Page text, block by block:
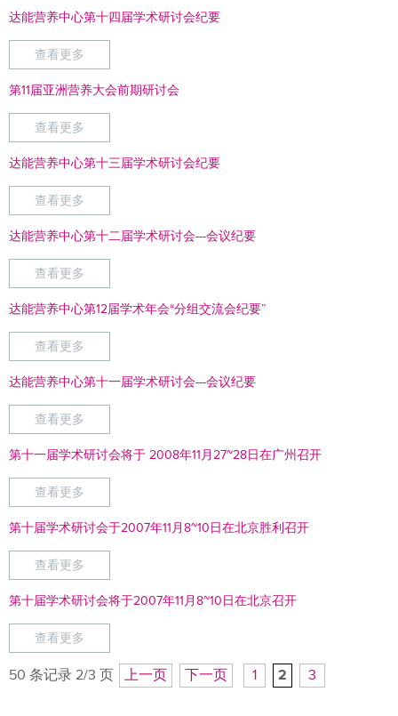
达能营养中心第十四届学术研讨会纪要
查看更多
第11届亚洲营养大会前期研讨会
查看更多
达能营养中心第十三届学术研讨会纪要
查看更多
达能营养中心第十二届学术研讨会---会议纪要
查看更多
达能营养中心第12届学术年会“分组交流会纪要”
查看更多
达能营养中心第十一届学术研讨会---会议纪要
查看更多
第十一届学术研讨会将于 2008年11月27~28日在广州召开
查看更多
第十届学术研讨会于2007年11月8~10日在北京胜利召开
查看更多
第十届学术研讨会将于2007年11月8~10日在北京召开
查看更多
50 条记录 2/3 页 上一页 下一页 1 2 3